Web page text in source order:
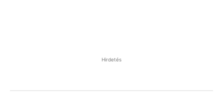
Hirdetés